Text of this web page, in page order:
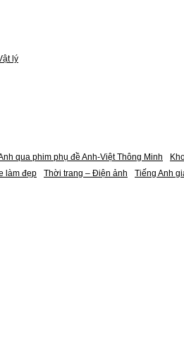
lý
qua phim phụ đề Anh-Việt Thông Minh
làm đẹp Thời trang – Điện ảnh Tiếng Anh